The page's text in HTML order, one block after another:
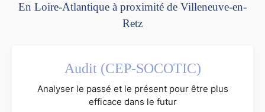
En Loire-Atlantique à proximité de Villeneuve-en-
Retz
Audit (CEP-SOCOTIC)
Analyser le passé et le présent pour être plus
efficace dans le futur